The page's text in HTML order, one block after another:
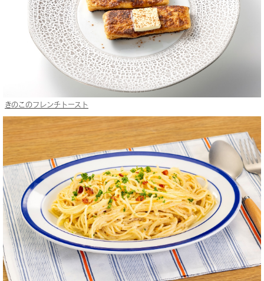
きのこのフレンチトースト